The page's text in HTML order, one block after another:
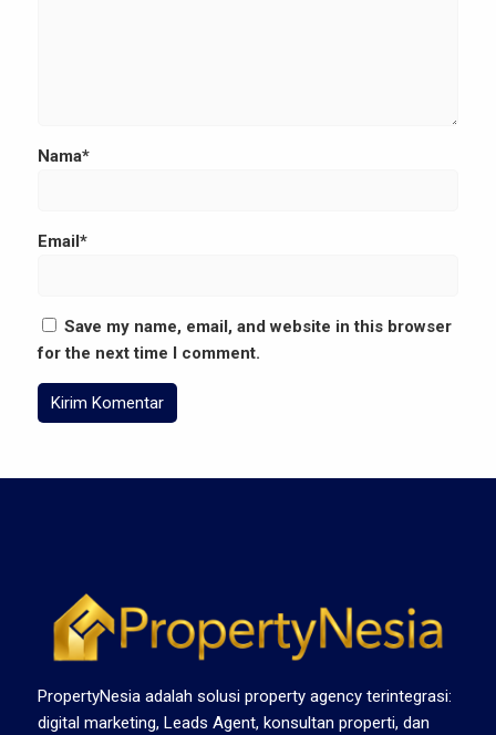
Nama*
Email*
Save my name, email, and website in this browser
for the next time I comment.
PropertyNesia adalah solusi property agency terintegrasi:
digital marketing, Leads Agent, konsultan properti, dan